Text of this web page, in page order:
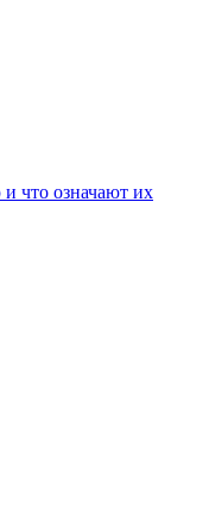
что означают их